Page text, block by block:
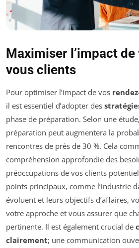
Maximiser l’impact
vous clients
Pour optimiser l’impact de vos
il est essentiel d’adopter des
phase de préparation. Selon une
préparation peut augmentera la
rencontres de près de 30 %. Cela
compréhension approfondie des
préoccupations de vos clients
points principaux, comme l’industrie
évoluent et leurs objectifs d’affaires,
votre approche et vous assurer que
pertinente. Il est également crucial de
clairement; une communication